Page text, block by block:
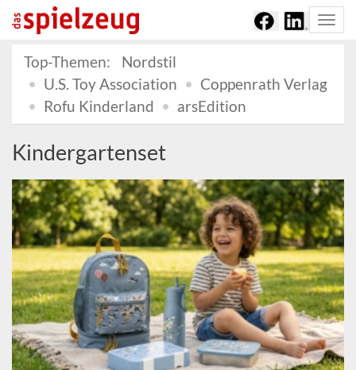
Top-Themen:
Nordstil
U.S. Toy Association
Coppenrath Verlag
Rofu Kinderland
arsEdition
Kindergartenset